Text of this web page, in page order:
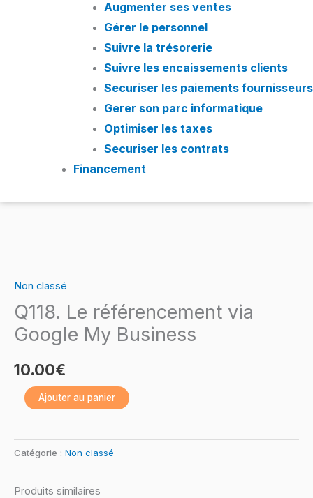
Augmenter ses ventes
Gérer le personnel
Suivre la trésorerie
Suivre les encaissements clients
Securiser les paiements fournisseurs
Gerer son parc informatique
Optimiser les taxes
Securiser les contrats
Financement
Non classé
Q118. Le référencement via
Google My Business
10.00€
Q118.
Le
référencement
via
Google
BusinessAjouter au panier
Catégorie : Non classé
Produits similaires